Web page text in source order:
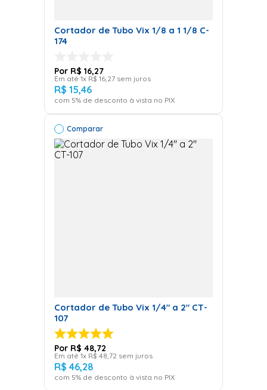
Cortador de Tubo Vix 1/8 a 1 1/8 C-
174
R$ 16,27
Em até 1x R$ 16,27 sem juros
R$ 15,46
com 5% de desconto à vista no PIX
Comparar
Cortador de Tubo Vix 1/4" a 2" CT-
107
R$ 48,72
Em até 1x R$ 48,72 sem juros
R$ 46,28
com 5% de desconto à vista no PIX